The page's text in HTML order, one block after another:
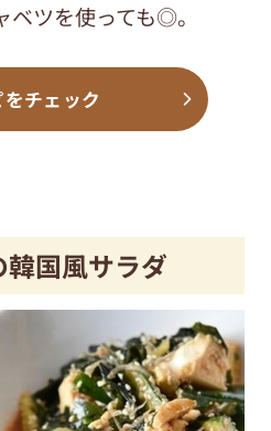
ツを使っても◎。
をチェック
国風サラダ